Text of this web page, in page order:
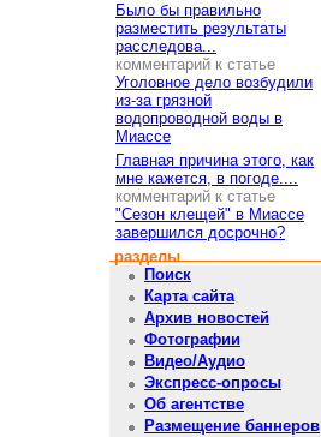
Было бы правильно
разместить результаты
расследова...
комментарий к статье
Уголовное дело возбудили
из-за грязной
водопроводной воды в
Миассе
Главная причина этого, как
мне кажется, в погоде....
комментарий к статье
"Сезон клещей" в Миассе
завершился досрочно?
разделы
Поиск
Карта сайта
Архив новостей
Фотографии
Видео/Аудио
Экспресс-опросы
Об агентстве
Размещение баннеров